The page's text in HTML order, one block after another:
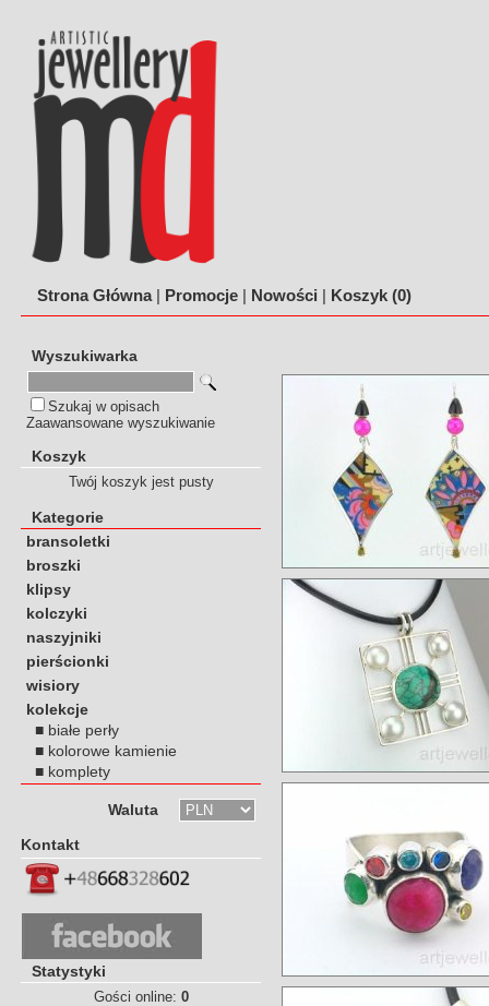
Strona Główna| Promocje | Nowości | Koszyk (0)
Wyszukiwarka
Szukaj w opisach
Zaawansowane wyszukiwanie
Koszyk
Twój koszyk jest pusty
Kategorie
bransoletki
broszki
klipsy
kolczyki
naszyjniki
pierścionki
wisiory
kolekcje
■ białe perły
■ kolorowe kamienie
■ komplety
Waluta
Kontakt
Statystyki
Gości online: 0